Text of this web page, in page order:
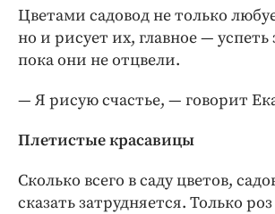
Цветами садовод не только
но и рисует их, главное — успеть
пока они не отцвели.
— Я рисую счастье, — говорит
Плетистые красавицы
Сколько всего в саду цветов,
сказать затрудняется. Только